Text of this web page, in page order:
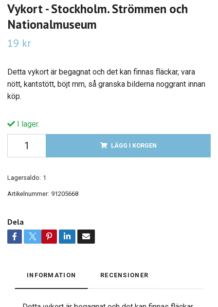
Vykort - Stockholm. Strömmen och
Nationalmuseum
19 kr
Detta vykort är begagnat och det kan finnas fläckar, vara
nött, kantstött, böjt mm, så granska bilderna noggrant innan
köp.
I lager.
LÄGG I KORGEN
Lagersaldo: 1
Artikelnummer: 91205668
Dela
INFORMATION RECENSIONER